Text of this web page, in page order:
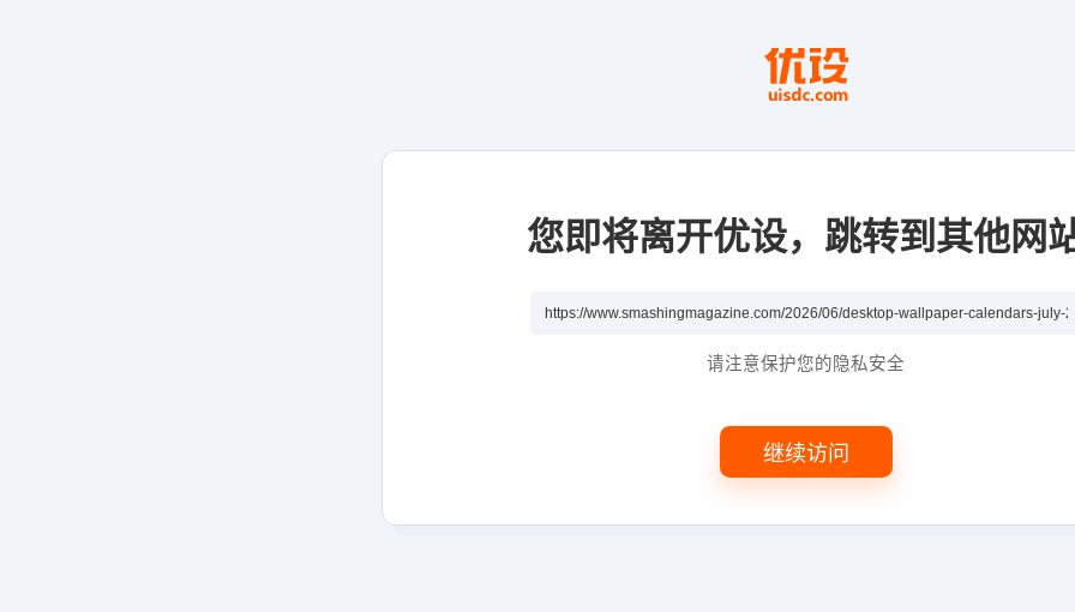
您即将离开优设，跳转到其他网
请注意保护您的隐私安全
继续访问